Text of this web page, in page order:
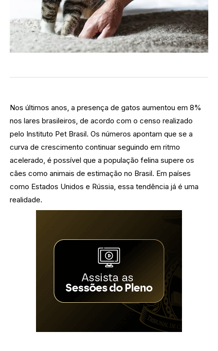
Nos últimos anos, a presença de gatos aumentou em 8%
nos lares brasileiros, de acordo com o censo realizado
pelo Instituto Pet Brasil. Os números apontam que se a
curva de crescimento continuar seguindo em ritmo
acelerado, é possível que a população felina supere os
cães como animais de estimação no Brasil. Em países
como Estados Unidos e Rússia, essa tendência já é uma
realidade.